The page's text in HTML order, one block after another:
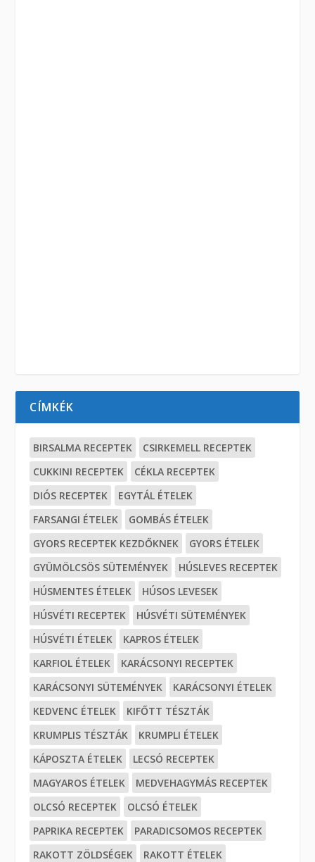
CÍMKÉK
BIRSALMA RECEPTEK
CSIRKEMELL RECEPTEK
CUKKINI RECEPTEK
CÉKLA RECEPTEK
DIÓS RECEPTEK
EGYTÁL ÉTELEK
FARSANGI ÉTELEK
GOMBÁS ÉTELEK
GYORS RECEPTEK KEZDŐKNEK
GYORS ÉTELEK
GYÜMÖLCSÖS SÜTEMÉNYEK
HÚSLEVES RECEPTEK
HÚSMENTES ÉTELEK
HÚSOS LEVESEK
HÚSVÉTI RECEPTEK
HÚSVÉTI SÜTEMÉNYEK
HÚSVÉTI ÉTELEK
KAPROS ÉTELEK
KARFIOL ÉTELEK
KARÁCSONYI RECEPTEK
KARÁCSONYI SÜTEMÉNYEK
KARÁCSONYI ÉTELEK
KEDVENC ÉTELEK
KIFŐTT TÉSZTÁK
KRUMPLIS TÉSZTÁK
KRUMPLI ÉTELEK
KÁPOSZTA ÉTELEK
LECSÓ RECEPTEK
MAGYAROS ÉTELEK
MEDVEHAGYMÁS RECEPTEK
OLCSÓ RECEPTEK
OLCSÓ ÉTELEK
PAPRIKA RECEPTEK
PARADICSOMOS RECEPTEK
RAKOTT ZÖLDSÉGEK
RAKOTT ÉTELEK